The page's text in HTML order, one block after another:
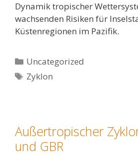
Dynamik tropischer
wachsenden Risiken für
Küstenregionen im Pazifik.
Kategorien
Uncategorized
Schlagwörter
Zyklon
Außertropischer
und GBR